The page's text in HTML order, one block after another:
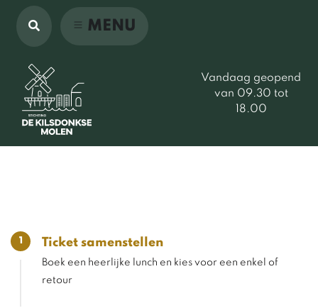
MENU
Vandaag geopend
van 09.30 tot
18.00
1 Ticket samenstellen
Boek een heerlijke lunch en kies voor een enkel of
retour